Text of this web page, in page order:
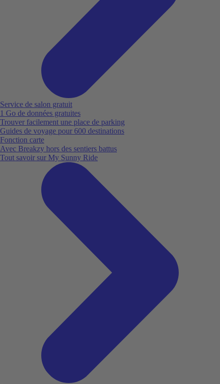
Service de salon gratuit
1 Go de données gratuites
Trouver facilement une place de parking
Guides de voyage pour 600 destinations
Fonction carte
Avec Breakzy hors des sentiers battus
Tout savoir sur My Sunny Ride